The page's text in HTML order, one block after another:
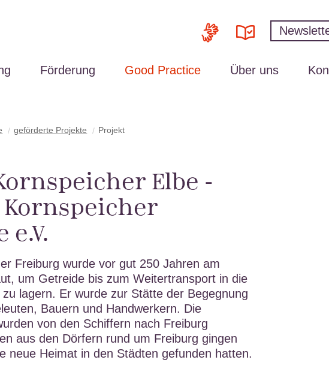
Förderung Good Practice Über uns
geförderte Projekte Projekt
Elbe -
Freiburg wurde vor gut 250 Jahren am
um Getreide bis zum Weitertransport in die
lagern. Er wurde zur Stätte der Begegnung
Bauern und Handwerkern. Die
von den Schiffern nach Freiburg
aus den Dörfern rund um Freiburg gingen
neue Heimat in den Städten gefunden hatten.